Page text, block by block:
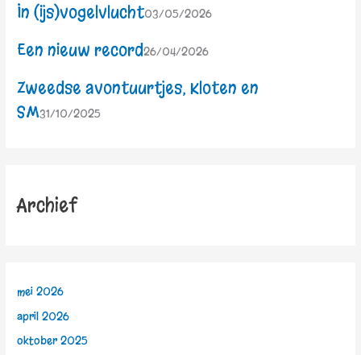
In (ijs)vogelvlucht03/05/2026
Een nieuw record26/04/2026
Zweedse avontuurtjes, Kloten en
SM31/10/2025
Archief
mei 2026
april 2026
oktober 2025